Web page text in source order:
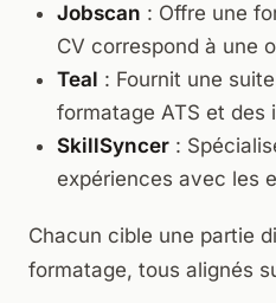
Jobscan : Offre une
CV correspond à une
Teal : Fournit une
formatage ATS et des
SkillSyncer :
expériences avec les
Chacun cible une partie
formatage, tous alignés